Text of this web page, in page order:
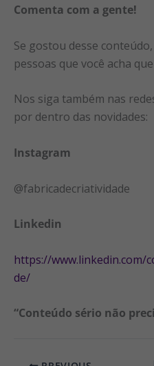
Comenta com a gente!
Se gostou desse
pessoas que você acha
Nos siga também nas
por dentro das novidades:
Instagram
@fabricadecriatividade
Linkedin
https://www.linkedin.com/
de/
“Conteúdo sério não